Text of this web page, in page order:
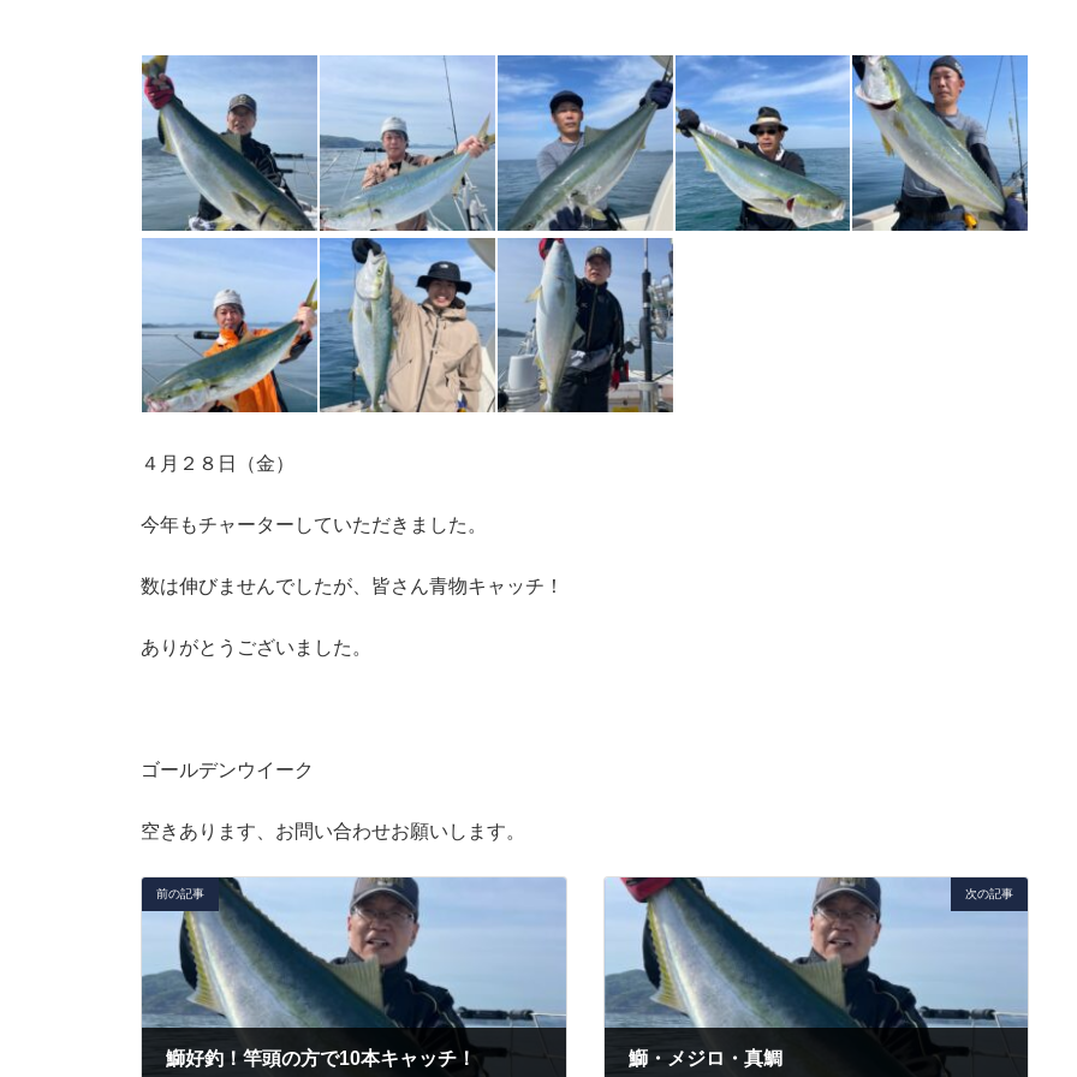
４月２８日（金）
今年もチャーターしていただきました。
数は伸びませんでしたが、皆さん青物キャッチ！
ありがとうございました。
ゴールデンウイーク
空きあります、お問い合わせお願いします。
前の記事
鰤好釣！竿頭の方で10本キャッチ！
次の記事
鰤・メジロ・真鯛